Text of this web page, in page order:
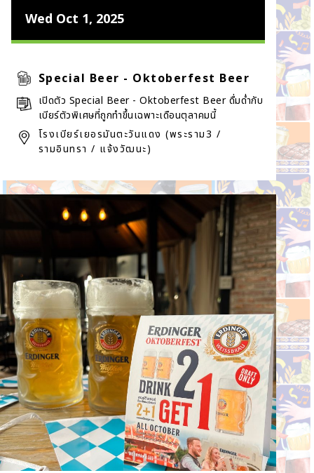
Wed Oct 1, 2025
Special Beer - Oktoberfest Beer
เปิดตัว Special Beer - Oktoberfest Beer ดื่มด่ำกับ
เบียร์ตัวพิเศษที่ถูกทำขึ้นเฉพาะเดือนตุลาคมนี้
โรงเบียร์เยอรมันตะวันแดง (พระราม3 /
รามอินทรา / แจ้งวัฒนะ)